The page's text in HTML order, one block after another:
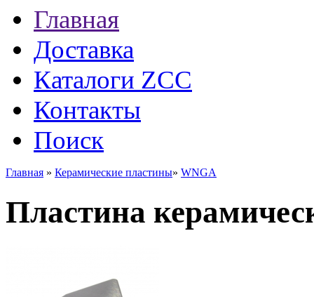
Главная
Доставка
Каталоги ZCC
Контакты
Поиск
Главная » Керамические пластины» WNGA
Пластина